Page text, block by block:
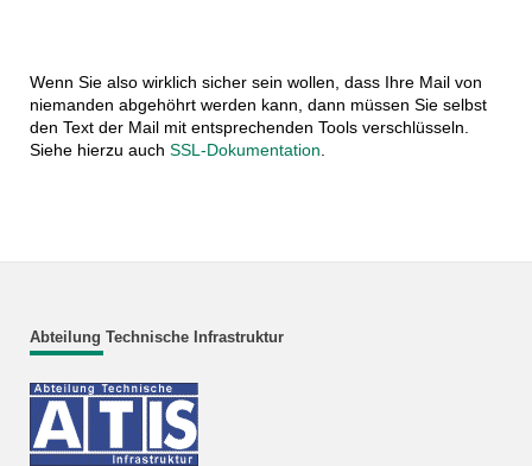
Wenn Sie also wirklich sicher sein wollen, dass Ihre Mail von
niemanden abgehöhrt werden kann, dann müssen Sie selbst
den Text der Mail mit entsprechenden Tools verschlüsseln.
Siehe hierzu auch SSL-Dokumentation.
Abteilung Technische Infrastruktur